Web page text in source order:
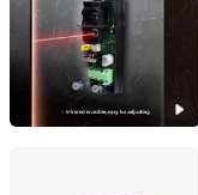
Zhejiang, China
Shenzhen Miran